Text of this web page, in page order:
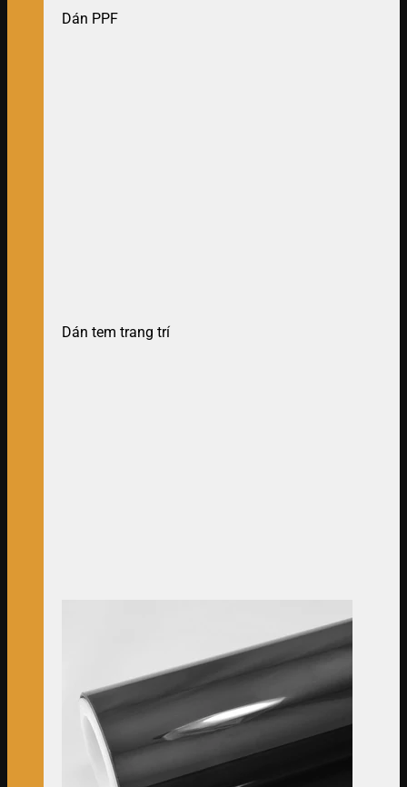
Dán PPF
Dán tem trang trí